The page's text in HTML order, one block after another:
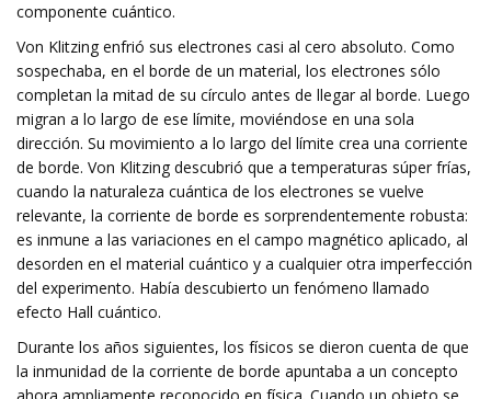
componente cuántico.
Von Klitzing enfrió sus electrones casi al cero absoluto. Como
sospechaba, en el borde de un material, los electrones sólo
completan la mitad de su círculo antes de llegar al borde. Luego
migran a lo largo de ese límite, moviéndose en una sola
dirección. Su movimiento a lo largo del límite crea una corriente
de borde. Von Klitzing descubrió que a temperaturas súper frías,
cuando la naturaleza cuántica de los electrones se vuelve
relevante, la corriente de borde es sorprendentemente robusta:
es inmune a las variaciones en el campo magnético aplicado, al
desorden en el material cuántico y a cualquier otra imperfección
del experimento. Había descubierto un fenómeno llamado
efecto Hall cuántico.
Durante los años siguientes, los físicos se dieron cuenta de que
la inmunidad de la corriente de borde apuntaba a un concepto